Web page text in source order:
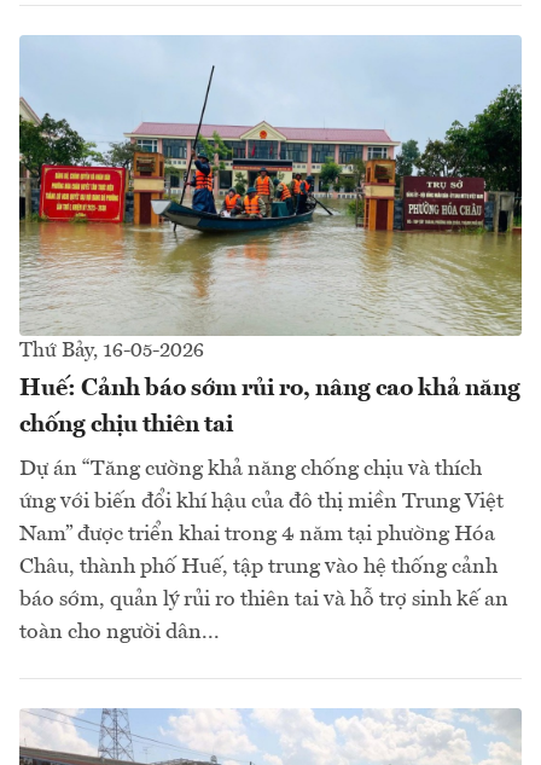
Thứ Bảy, 16-05-2026
Huế: Cảnh báo sớm rủi ro, nâng cao khả năng
chống chịu thiên tai
Dự án “Tăng cường khả năng chống chịu và thích
ứng với biến đổi khí hậu của đô thị miền Trung Việt
Nam” được triển khai trong 4 năm tại phường Hóa
Châu, thành phố Huế, tập trung vào hệ thống cảnh
báo sớm, quản lý rủi ro thiên tai và hỗ trợ sinh kế an
toàn cho người dân...